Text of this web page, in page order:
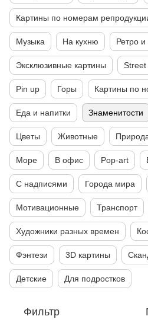
Картины по номерам
Музыка На кухню Ретро
Эксклюзивные картины Street
Pin up Горы Картины по
Еда и напитки Знаменитости
Цветы Животные
Море В офис Pop-art
С надписями Города мира
Мотивационные Транспорт
Художники разных времен
Фэнтези 3D картины
Детские Для подростков
Фильтр